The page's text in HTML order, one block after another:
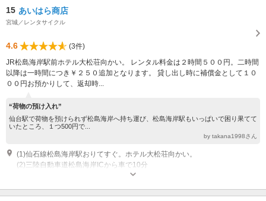
15 あいはら商店
宮城／レンタサイクル
4.6
(3件)
JR松島海岸駅前ホテル大松荘向かい。 レンタル料金は２時間５００円。二時間
以降は一時間につき￥２５０追加となります。 貸し出し時に補償金として１０
００円お預かりして、返却時...
“荷物の預け入れ”
仙台駅で荷物を預けられず松島海岸へ持ち運び、松島海岸駅もいっぱいで困り果てて
いたところ、１つ500円で...
by takana1998さん
(1)仙石線松島海岸駅おりてすぐ。ホテル大松荘向かい。
(2)三陸自動車道松島海岸ICから車で10分
営業時間：9:00～19:00 休業：不定休